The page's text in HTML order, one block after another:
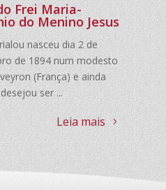
Frei Maria-
do Menino Jesus
nasceu dia 2 de
de 1894 num modesto
(França) e ainda
ser ...
Leia mais